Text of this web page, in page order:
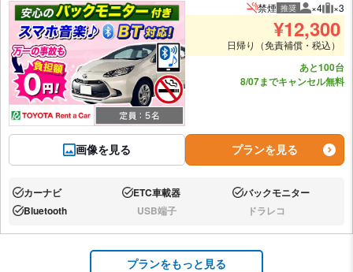
画像を見る
禁煙 推奨 推奨人数
×4 推
×3
¥12,300
日帰り（免責補償・税込）
あと100台
8/07までキャンセル無料
プランを見る
あり:カーナビ あり:ETC車載器 あり:バックモニター
あり:Bluetooth なし:USB端子 なし:ドラレコ
プランをもっと見る